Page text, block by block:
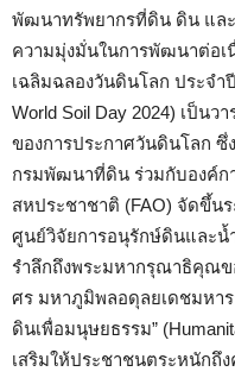
พัฒนาทรัพยากรที่ดิน ดิน แล
ความมุ่งมั่นในการพัฒนาต่อเ
เฉลิมฉลองวันดินโลก ประจำ
World Soil Day 2024) เป็น
ของการประกาศวันดินโลก ซึ่
กรมพัฒนาที่ดิน ร่วมกับองค์ก
สหประชาชาติ (FAO) จัดขึ้น
ศูนย์วิจัยการอนุรักษ์ดินและน้
รำลึกถึงพระมหากรุณาธิคุณข
ศร มหาภูมิพลอดุลยเดชมหา
ดินเพื่อมนุษยธรรม”
เสริมให้ประชาชนตระหนักถึ